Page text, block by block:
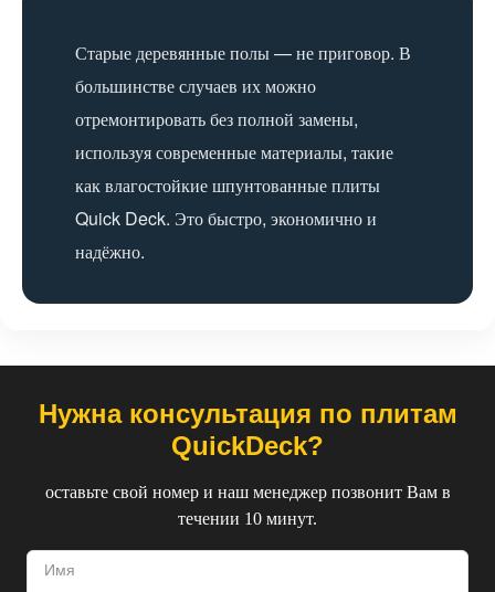
Старые деревянные полы — не приговор. В
большинстве случаев их можно
отремонтировать без полной замены,
используя современные материалы, такие
как влагостойкие шпунтованные плиты
Quick Deck. Это быстро, экономично и
надёжно.
Нужна консультация по плитам
QuickDeck?
оставьте свой номер и наш менеджер позвонит Вам в
течении 10 минут.
Имя